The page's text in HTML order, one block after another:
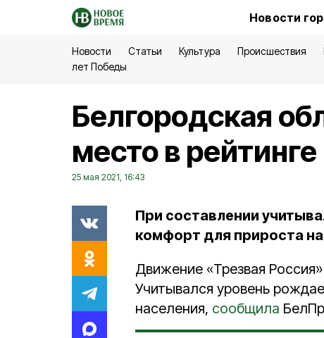
Новости
Новости Статьи Культура Происшествия
лет Победы
Белгородская
место в
25 мая 2021, 16:43
При составлении
комфорт для прироста
Движение «Трезвая
Учитывался уровень
населения, сообщила